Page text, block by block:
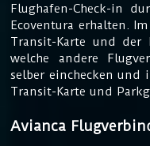
Flughafen-Check-in
Ecoventura erhalten.
Transit-Karte und der
welche andere
selber einchecken und
Transit-Karte und
Avianca